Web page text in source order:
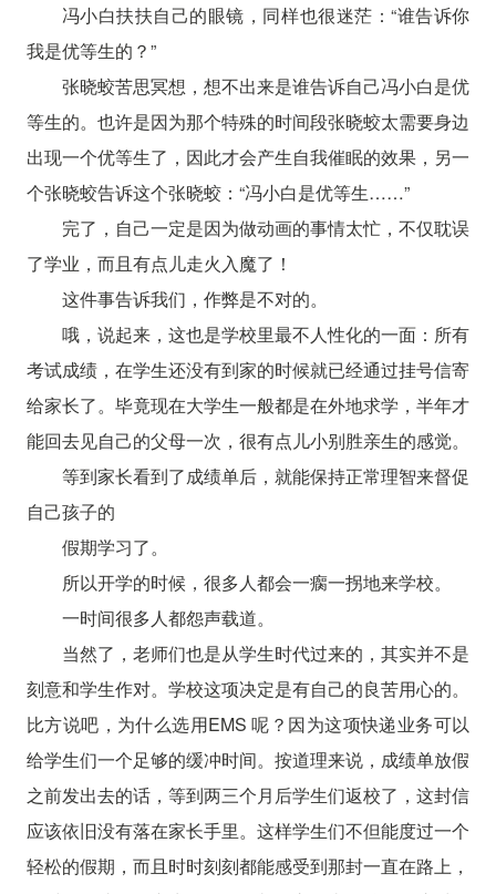
冯小白扶扶自己的眼镜，同样也很迷茫：“谁告诉你
我是优等生的？”
张晓蛟苦思冥想，想不出来是谁告诉自己冯小白是优
等生的。也许是因为那个特殊的时间段张晓蛟太需要身边
出现一个优等生了，因此才会产生自我催眠的效果，另一
个张晓蛟告诉这个张晓蛟：“冯小白是优等生……”
完了，自己一定是因为做动画的事情太忙，不仅耽误
了学业，而且有点儿走火入魔了！
这件事告诉我们，作弊是不对的。
哦，说起来，这也是学校里最不人性化的一面：所有
考试成绩，在学生还没有到家的时候就已经通过挂号信寄
给家长了。毕竟现在大学生一般都是在外地求学，半年才
能回去见自己的父母一次，很有点儿小别胜亲生的感觉。
等到家长看到了成绩单后，就能保持正常理智来督促
自己孩子的
假期学习了。
所以开学的时候，很多人都会一瘸一拐地来学校。
一时间很多人都怨声载道。
当然了，老师们也是从学生时代过来的，其实并不是
刻意和学生作对。学校这项决定是有自己的良苦用心的。
比方说吧，为什么选用EMS 呢？因为这项快递业务可以
给学生们一个足够的缓冲时间。按道理来说，成绩单放假
之前发出去的话，等到两三个月后学生们返校了，这封信
应该依旧没有落在家长手里。这样学生们不但能度过一个
轻松的假期，而且时时刻刻都能感受到那封一直在路上，